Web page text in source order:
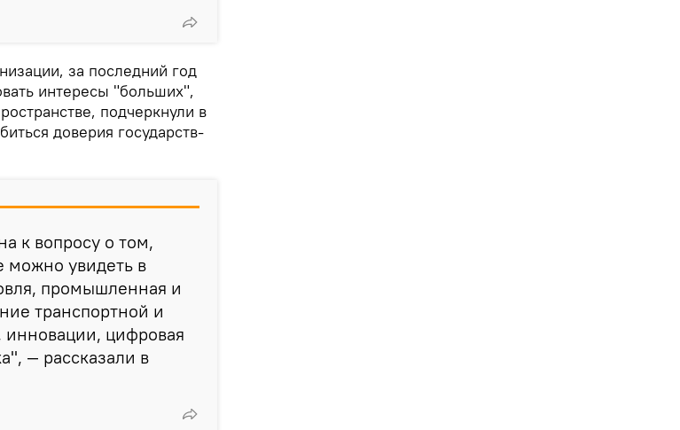
за последний год
интересы "больших",
подчеркнули в
доверия государств-
к вопросу о том,
можно увидеть в
промышленная и
транспортной и
инновации, цифровая
— рассказали в